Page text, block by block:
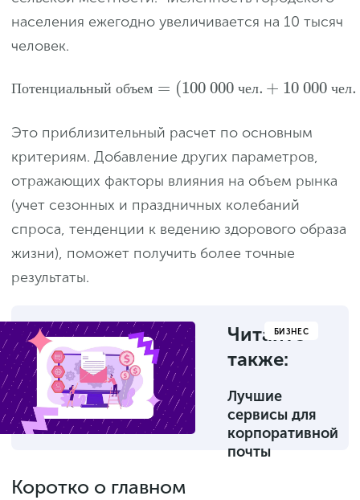
населения ежегодно увеличивается на 10 тысяч
человек.
Потенциальный объем = (100 000 чел. + 10 000 чел.
Это приблизительный расчет по основным
критериям. Добавление других параметров,
отражающих факторы влияния на объем рынка
(учет сезонных и праздничных колебаний
спроса, тенденции к ведению здорового образа
жизни), поможет получить более точные
результаты.
БИЗНЕС
Читайте
также:
Лучшие
сервисы для
корпоративной
почты
Коротко о главном